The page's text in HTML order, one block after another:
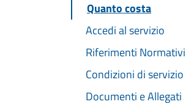
Quanto costa
Accedi al servizio
Riferimenti Normativi
Condizioni di servizio
Documenti e Allegati